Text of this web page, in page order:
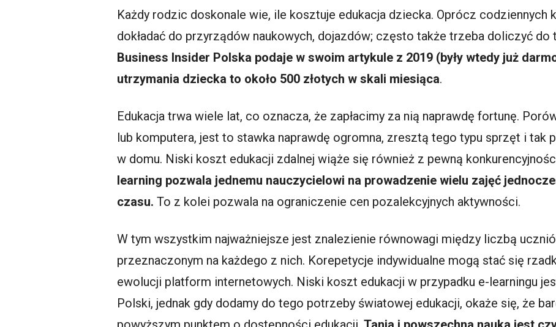
Każdy rodzic doskonale wie, ile kosztuje edukacja dziecka. Oprócz codziennych
dokładać do przyrządów naukowych, dojazdów; często także trzeba doliczyć
Business Insider Polska podaje w swoim artykule z 2019 (były wtedy już
utrzymania dziecka to około 500 złotych w skali miesiąca.
Edukacja trwa wiele lat, co oznacza, że zapłacimy za nią naprawdę fortunę.
lub komputera, jest to stawka naprawdę ogromna, zresztą tego typu sprzęt i tak
w domu. Niski koszt edukacji zdalnej wiąże się również z pewną
learning pozwala jednemu nauczycielowi na prowadzenie wielu zajęć
czasu.To z kolei pozwala na ograniczenie cen pozalekcyjnych aktywności.
W tym wszystkim najważniejsze jest znalezienie równowagi między liczbą
przeznaczonym na każdego z nich. Korepetycje indywidualne mogą stać się
ewolucji platform internetowych. Niski koszt edukacji w przypadku e-learningu
Polski, jednak gdy dodamy do tego potrzeby światowej edukacji, okaże się, że